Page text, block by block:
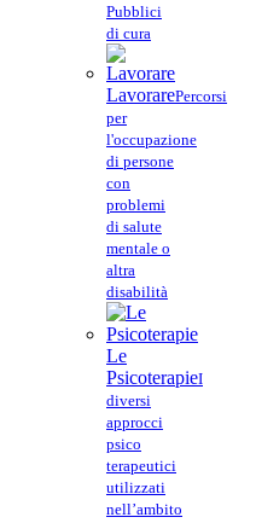
Pubblici
di cura
LavorarePercorsi
per
l'occupazione
di persone
con
problemi
di salute
mentale o
altra
disabilità
Le
PsicoterapieI
diversi
approcci
psico
terapeutici
utilizzati
nell’ambito